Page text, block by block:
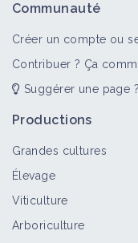
Communauté
Créer un compte ou
Contribuer ? Ça
Suggérer une page ?
Productions
Grandes cultures
Élevage
Viticulture
Arboriculture